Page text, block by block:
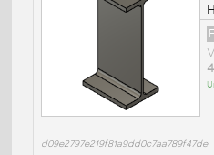
d09e2797e219f81a9dd0c7aa789f47de